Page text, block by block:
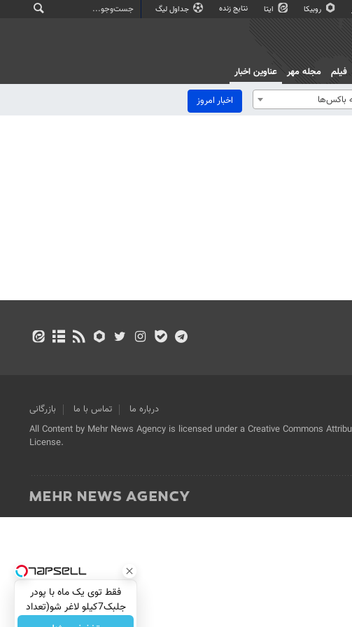
روبیکا ایتا نتایج زنده جداول لیگ
فیلم مجله مهر
عناوین اخبار
باکس‌ها اخبار امروز
درباره ما تماس با ما
بازرگانی
All Content by Mehr News Agency is licensed under a Creative Commons
License.
فقط توی یک ماه با پودر
جلبک7کیلو لاغر شو(تعداد
محدود)